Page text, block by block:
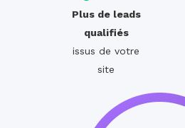
Plus de leads
qualifiés
issus de votre
site